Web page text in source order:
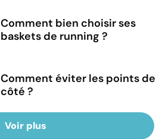
Comment bien choisir ses
baskets de running ?
Comment éviter les points de
côté ?
Voir plus